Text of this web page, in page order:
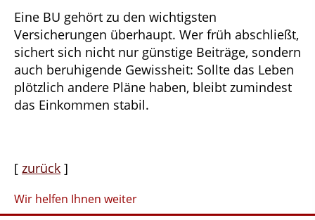
Eine BU gehört zu den wichtigsten
Versicherungen überhaupt. Wer früh abschließt,
sichert sich nicht nur günstige Beiträge, sondern
auch beruhigende Gewissheit: Sollte das Leben
plötzlich andere Pläne haben, bleibt zumindest
das Einkommen stabil.
[ zurück ]
Wir helfen Ihnen weiter